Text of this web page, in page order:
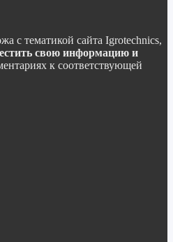
с тематикой сайта Igrotechnics,
свою информацию и
к соответствующей